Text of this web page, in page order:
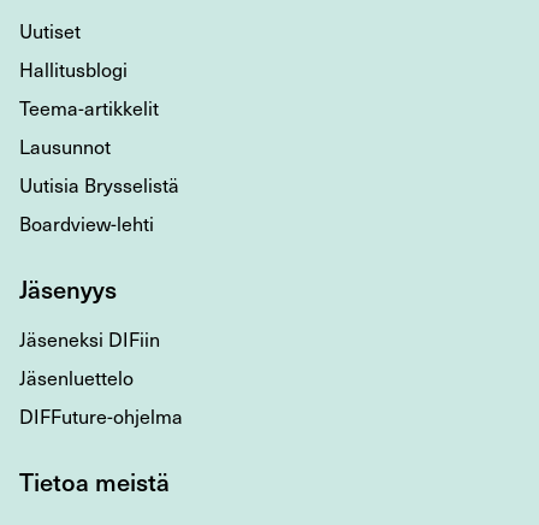
Uutiset
Hallitusblogi
Teema-artikkelit
Lausunnot
Uutisia Brysselistä
Boardview-lehti
Jäsenyys
Jäseneksi DIFiin
Jäsenluettelo
DIFFuture-ohjelma
Tietoa meistä